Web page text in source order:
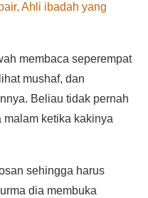
Ahli ibadah yang
membaca seperempat
mushaf, dan
Beliau tidak pernah
ketika kakinya
sehingga harus
dia membuka